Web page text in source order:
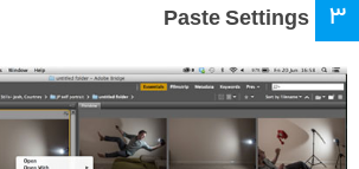
۳ Paste Settings